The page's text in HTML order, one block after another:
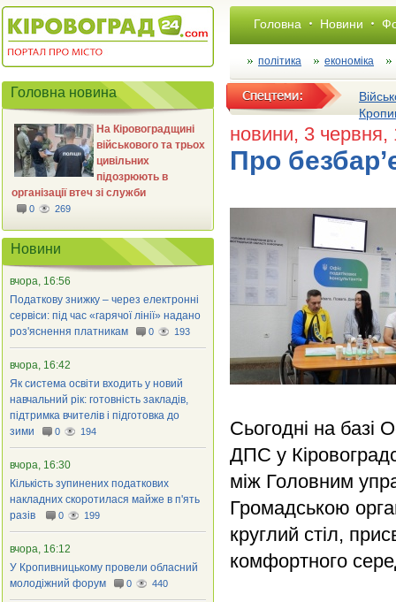
Головна Новини
політика економіка
новини, 3 червня,
Про
Сьогодні на базі
ДПС у
між Головним
Громадською
круглий стіл,
комфортного
Головна новина
На Кіровоградщині
військового та трьох
цивільних
підозрюють в
організації втеч зі служби
0 269
Новини
вчора, 16:56
Податкову знижку – через електронні
сервіси: під час «гарячої лінії» надано
роз'яснення платникам
0 193
вчора, 16:42
Як система освіти входить у новий
навчальний рік: готовність закладів,
підтримка вчителів і підготовка до
зими
0 194
вчора, 16:30
Кількість зупинених податкових
накладних скоротилася майже в п'ять
разів
0 199
вчора, 16:12
У Кропивницькому провели обласний
молодіжний форум
0 440